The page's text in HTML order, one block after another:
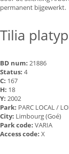
e
n
permanent bijgewerkt.
Tilia
BD num: 21886
Status: 4
C: 167
H: 18
Y: 2002
Park: PARC LOCAL /
City: Limbourg (Goé)
Park code: VARIA
Access code: X